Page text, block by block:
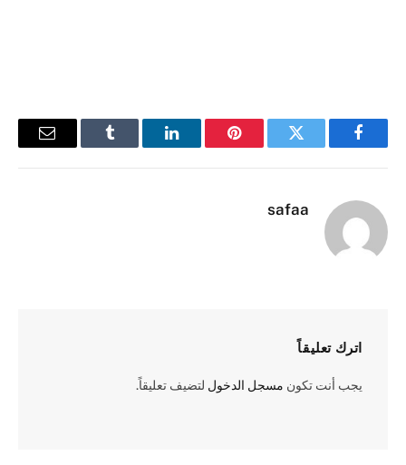
فيسبوك تويتر بينتيريستلينكدإن Tumblr
البريد
safaa
اترك تعليقاً
يجب أنت تكون مسجل الدخول لتضيف تعليقاً.